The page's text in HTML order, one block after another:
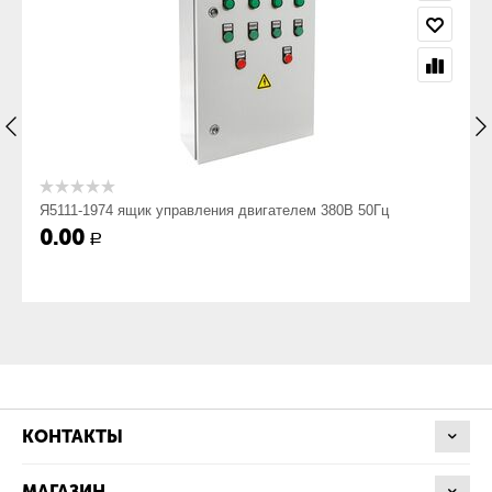
~50
Номинальное напряжение, В
Номинальный ток, А
Я5111-1974 ящик управления двигателем 380В 50Гц
0.00 Р
КОНТАКТЫ